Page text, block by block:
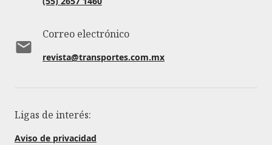
Correo electrónico
revista@transportes.com.mx
Ligas de interés:
Aviso de privacidad